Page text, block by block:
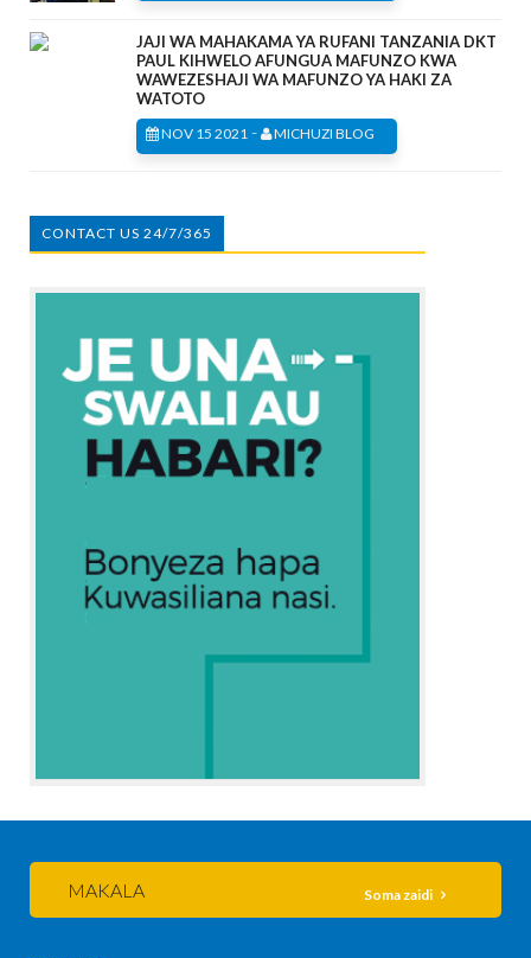
JAJI WA MAHAKAMA YA RUFANI TANZANIA DKT
PAUL KIHWELO AFUNGUA MAFUNZO KWA
WAWEZESHAJI WA MAFUNZO YA HAKI ZA
WATOTO
NOV 15 2021 - MICHUZI BLOG
CONTACT US 24/7/365
MAKALA Soma zaidi